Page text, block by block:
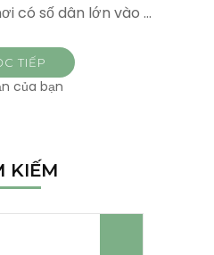
có số dân lớn vào …
TIẾP
của bạn
KIẾM